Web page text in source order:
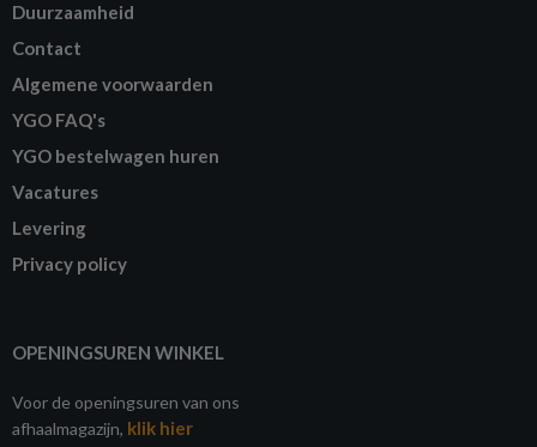
Duurzaamheid
Contact
Algemene voorwaarden
YGO FAQ's
YGO bestelwagen huren
Vacatures
Levering
Privacy policy
OPENINGSUREN WINKEL
Voor de openingsuren van ons
afhaalmagazijn, klik hier